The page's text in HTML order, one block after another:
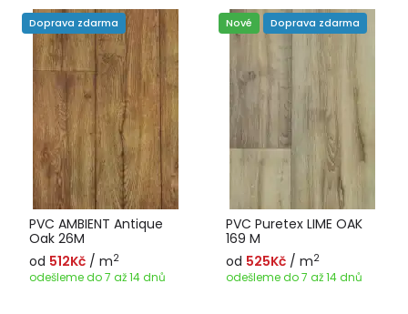
PVC AMBIENT Antique
Oak 26M
od 512Kč / m2
odešleme do 7 až 14 dnů
Doprava zdarma
PVC Puretex LIME OAK
169 M
od 525Kč / m2
odešleme do 7 až 14 dnů
Nové Doprava zdarma